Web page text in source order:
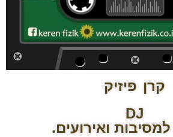
קרן פיזיק
DJ
ואירועים.